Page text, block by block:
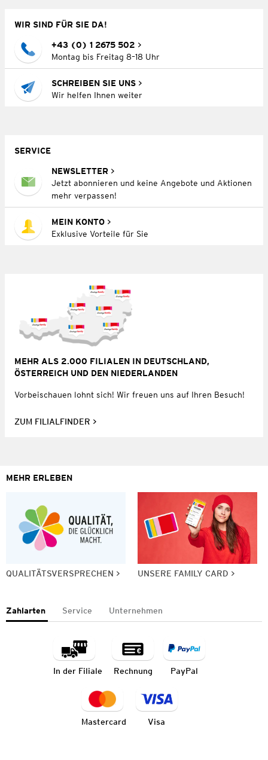
WIR SIND FÜR SIE DA!
+43 (0) 1 2675 502
Montag bis Freitag 8–18 Uhr
SCHREIBEN SIE UNS
Wir helfen Ihnen weiter
SERVICE
NEWSLETTER
Jetzt abonnieren und keine Angebote und Aktionen
mehr verpassen!
MEIN KONTO
Exklusive Vorteile für Sie
MEHR ALS 2.000 FILIALEN IN DEUTSCHLAND,
ÖSTERREICH UND DEN NIEDERLANDEN
Vorbeischauen lohnt sich! Wir freuen uns auf Ihren Besuch!
ZUM FILIALFINDER
MEHR ERLEBEN
QUALITÄTSVERSPRECHEN UNSERE FAMILY CARD
Zahlarten Service Unternehmen
In der Filiale Rechnung PayPal
Mastercard Visa